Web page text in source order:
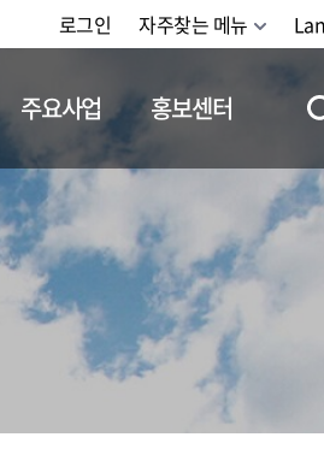
로그인 자주찾는 메뉴
주요사업 홍보센터